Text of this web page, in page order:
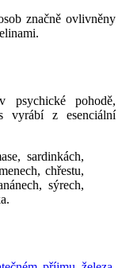
značně ovlivněny
pohodě,
vyrábí z esenciální
sardinkách,
chřestu,
sýrech,